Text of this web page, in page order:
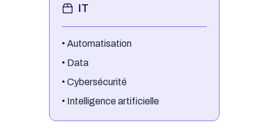
IT
• Automatisation
• Data
• Cybersécurité
• Intelligence artificielle